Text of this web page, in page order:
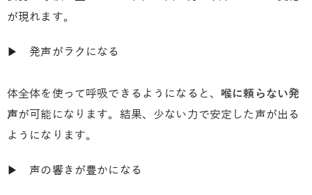
が現れます。
▶ 発声がラクになる
体全体を使って呼吸できるようになると、 喉に頼らない発
声が可能になります。結果、少ない力で安定した声が出る
ようになります。
▶ 声の響きが豊かになる